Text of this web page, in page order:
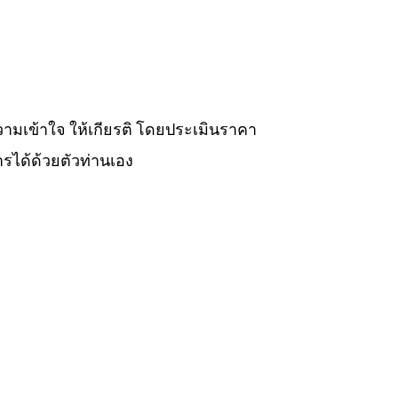
เข้าใจ ให้เกียรติ โดยประเมินราคา
ได้ด้วยตัวท่านเอง